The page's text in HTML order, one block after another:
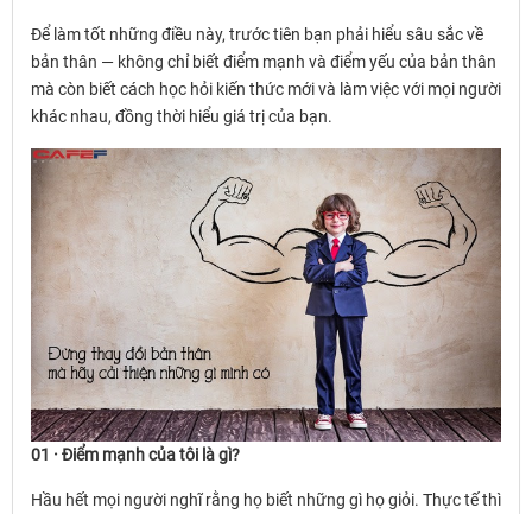
Để làm tốt những điều này, trước tiên bạn phải hiểu sâu sắc về
bản thân — không chỉ biết điểm mạnh và điểm yếu của bản thân
mà còn biết cách học hỏi kiến ​​thức mới và làm việc với mọi người
khác nhau, đồng thời hiểu giá trị của bạn.
01 · Điểm mạnh của tôi là gì?
Hầu hết mọi người nghĩ rằng họ biết những gì họ giỏi. Thực tế thì